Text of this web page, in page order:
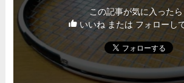
この記事が気に入ったら
いいね または フォローし